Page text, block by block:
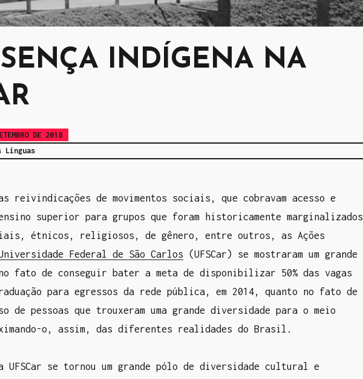
INDÍGENA NA
DE 2018
Línguas
reivindicações de movimentos sociais, que cobravam acesso e
superior para grupos que foram historicamente marginalizados
étnicos, religiosos, de gênero, entre outros, as Ações
Federal de São Carlos (UFSCar) se mostraram um grande
fato de conseguir bater a meta de disponibilizar 50% das vagas
para egressos da rede pública, em 2014, quanto no fato de
de pessoas que trouxeram uma grande diversidade para o meio
o, assim, das diferentes realidades do Brasil.
UFSCar se tornou um grande pólo de diversidade cultural e